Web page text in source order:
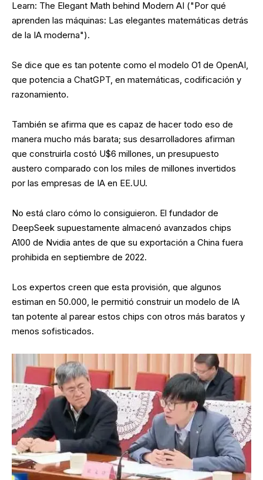
Learn: The Elegant Math behind Modern AI ("Por qué
aprenden las máquinas: Las elegantes matemáticas detrás
de la IA moderna").
Se dice que es tan potente como el modelo O1 de OpenAI,
que potencia a ChatGPT, en matemáticas, codificación y
razonamiento.
También se afirma que es capaz de hacer todo eso de
manera mucho más barata; sus desarrolladores afirman
que construirla costó U$6 millones, un presupuesto
austero comparado con los miles de millones invertidos
por las empresas de IA en EE.UU.
No está claro cómo lo consiguieron. El fundador de
DeepSeek supuestamente almacenó avanzados chips
A100 de Nvidia antes de que su exportación a China fuera
prohibida en septiembre de 2022.
Los expertos creen que esta provisión, que algunos
estiman en 50.000, le permitió construir un modelo de IA
tan potente al parear estos chips con otros más baratos y
menos sofisticados.